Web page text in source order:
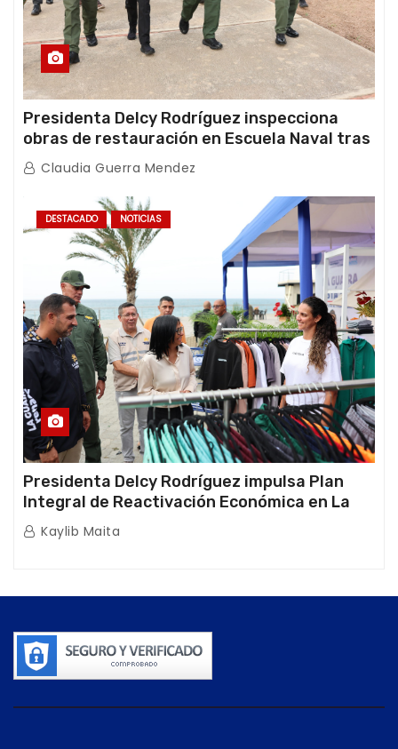
Presidenta Delcy Rodríguez inspecciona
obras de restauración en Escuela Naval tras
afectaciones sísmicas en La Guaira
Claudia Guerra Mendez
DESTACADO NOTICIAS
Presidenta Delcy Rodríguez impulsa Plan
Integral de Reactivación Económica en La
Guaira
Kaylib Maita